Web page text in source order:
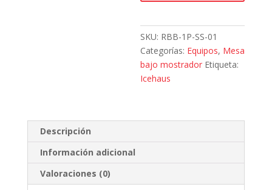
1
puerta
solida
cantidad
SKU: RBB-1P-SS-01
Categorías: Equipos, Mesa
bajo mostrador Etiqueta:
Icehaus
Descripción
Información adicional
Valoraciones (0)